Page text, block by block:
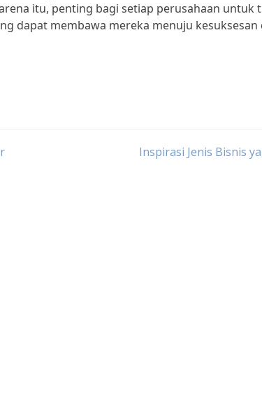
itu, penting bagi setiap perusahaan untuk
dapat membawa mereka menuju kesuksesan
Inspirasi Jenis Bisnis